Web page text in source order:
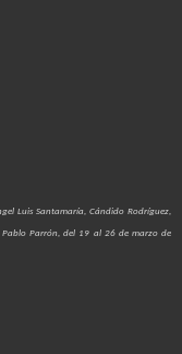
Luis Santamaría, Cándido Rodríguez,
Pablo Parrón, del 19 al 26 de marzo de